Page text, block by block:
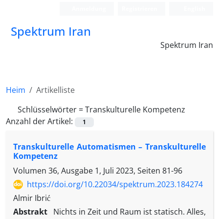
Spektrum Iran
Spektrum Iran
Heim
Artikelliste
Schlüsselwörter =Transkulturelle Kompetenz
Anzahl der Artikel:
1
Transkulturelle Automatismen – Transkulturelle
Kompetenz
Volumen 36, Ausgabe 1, Juli 2023, Seiten 81-96
https://doi.org/10.22034/spektrum.2023.184274
Almir Ibrić
Abstrakt Nichts in Zeit und Raum ist statisch. Alles,